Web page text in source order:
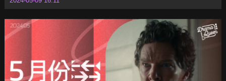
企鵝情侶也流行送「婚戒」？巴布亞企鵝找尋
愛情信物超浪漫
2024-05-09 16:11